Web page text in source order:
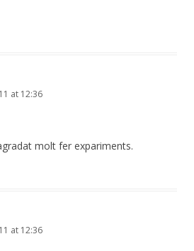
at 12:36
molt fer expariments.
at 12:36